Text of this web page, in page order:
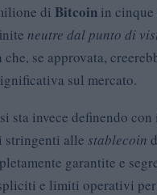
di Bitcoin in cinque
neutre dal punto di
che, se approvata,
sul mercato.
sta invece definendo con
stringenti alle stablecoin
garantite e
e limiti operativi